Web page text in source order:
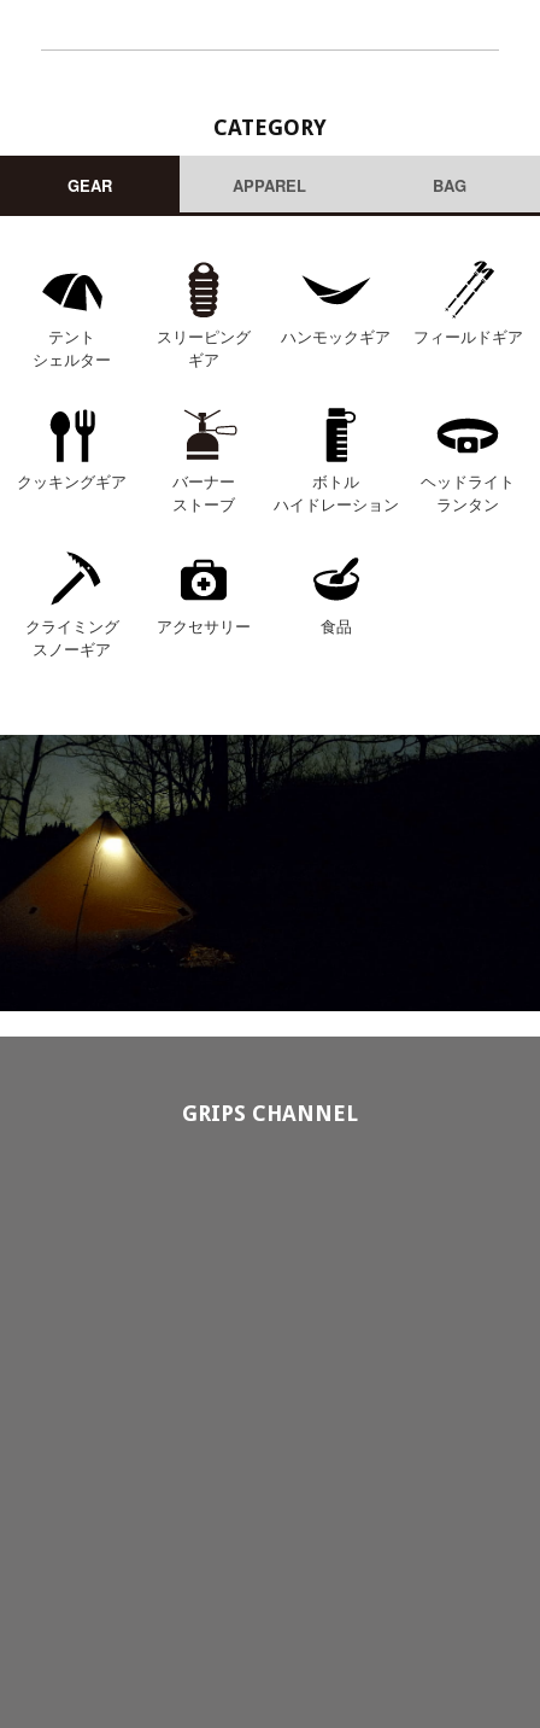
CATEGORY
GEAR APPAREL BAG
テント
シェルター
スリーピング
ギア
ハンモックギア フィールドギア
クッキングギア
バーナー
ストーブ
ボトル
ハイドレーション
ヘッドライト
ランタン
クライミング
スノーギア
アクセサリー 食品
GRIPS CHANNEL